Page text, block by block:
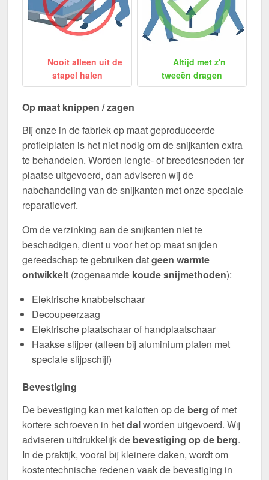
Nooit alleen uit de
stapel halen
Altijd met z'n
tweeën dragen
Op maat knippen / zagen
Bij onze in de fabriek op maat geproduceerde
profielplaten is het niet nodig om de snijkanten extra
te behandelen. Worden lengte- of breedtesneden ter
plaatse uitgevoerd, dan adviseren wij de
nabehandeling van de snijkanten met onze speciale
reparatieverf.
Om de verzinking aan de snijkanten niet te
beschadigen, dient u voor het op maat snijden
gereedschap te gebruiken datgeen warmte
ontwikkelt (zogenaamde koude snijmethoden):
Elektrische knabbelschaar
Decoupeerzaag
Elektrische plaatschaar of handplaatschaar
Haakse slijper (alleen bij aluminium platen met
speciale slijpschijf)
Bevestiging
De bevestiging kan met kalotten op de berg of met
kortere schroeven in hetdalworden uitgevoerd. Wij
adviseren uitdrukkelijk de bevestiging op de berg.
In de praktijk, vooral bij kleinere daken, wordt om
kostentechnische redenen vaak de bevestiging in